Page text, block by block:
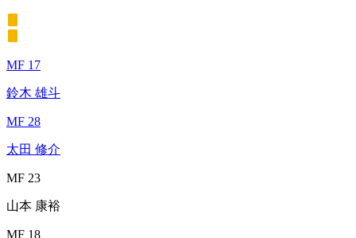
MF 17
鈴木 雄斗
MF 28
太田 修介
MF 23
山本 康裕
MF 18